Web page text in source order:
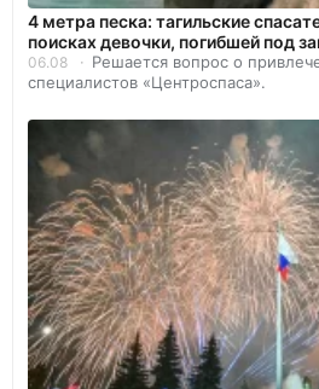
4 метра песка: тагильские
поисках девочки, погибшей под
06.08
Решается вопрос о
специалистов «Центроспаса».